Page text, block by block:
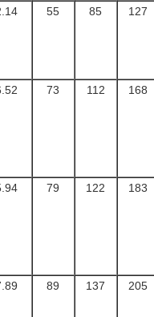
55 85 127
73 112 168
79 122 183
89 137 205